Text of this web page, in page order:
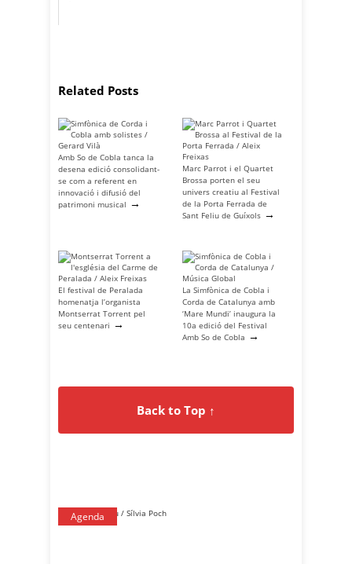
Related Posts
Amb So de Cobla tanca la
desena edició consolidant-
se com a referent en
innovació i difusió del
patrimoni musical →
Marc Parrot i el Quartet
Brossa porten el seu
univers creatiu al Festival
de la Porta Ferrada de
Sant Feliu de Guíxols →
El festival de Peralada
homenatja l’organista
Montserrat Torrent pel
seu centenari →
La Simfònica de Cobla i
Corda de Catalunya amb
‘Mare Mundi’ inaugura la
10a edició del Festival
Amb So de Cobla →
Back to Top ↑
Agenda